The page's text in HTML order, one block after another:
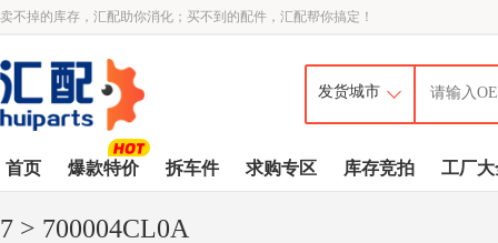
卖不掉的库存，汇配助你消化；买不到的配件，汇配帮你搞定！
首页 爆款特价 拆车件 求购专区 库存竞拍 工厂大
7 > 700004CL0A